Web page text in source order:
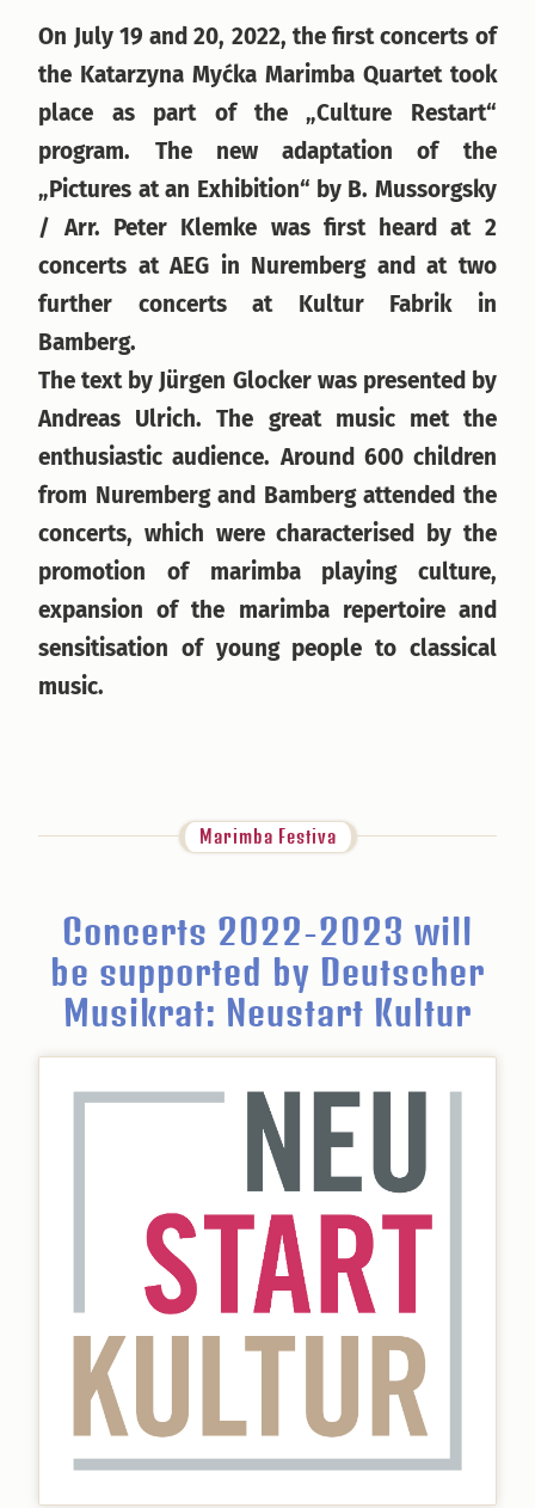
On July 19 and 20, 2022, the first concerts of
the Katarzyna Myćka Marimba Quartet took
place as part of the „Culture Restart“
program. The new adaptation of the
„Pictures at an Exhibition“ by B. Mussorgsky
/ Arr. Peter Klemke was first heard at 2
concerts at AEG in Nuremberg and at two
further concerts at Kultur Fabrik in
Bamberg.
The text by Jürgen Glocker was presented by
Andreas Ulrich. The great music met the
enthusiastic audience. Around 600 children
from Nuremberg and Bamberg attended the
concerts, which were characterised by the
promotion of marimba playing culture,
expansion of the marimba repertoire and
sensitisation of young people to classical
music.
Marimba Festiva
Concerts 2022-2023 will
be supported by Deutscher
Musikrat: Neustart Kultur